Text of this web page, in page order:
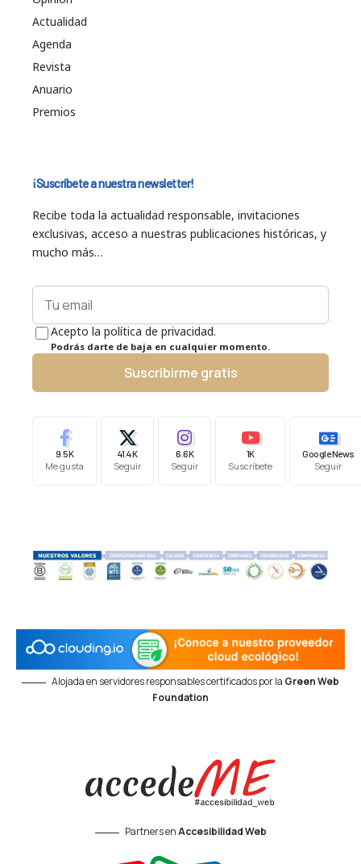
Actualidad
Agenda
Revista
Anuario
Premios
¡Suscríbete a nuestra newsletter!
Recibe toda la actualidad responsable, invitaciones
exclusivas, acceso a nuestras publicaciones históricas, y
mucho más…
Acepto la política de privacidad.
Podrás darte de baja en cualquier momento.
Suscribirme gratis
9.5K
Me gusta
41.4K
Seguir
6.6K
Seguir
1K
Suscríbete
Google News
Seguir
Alojada en servidores responsables certificados por la Green Web
Foundation
Partners enAccesibilidad Web